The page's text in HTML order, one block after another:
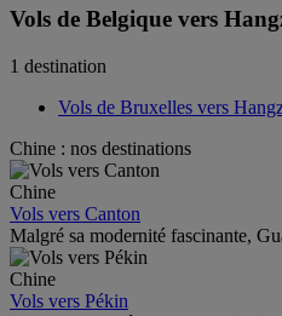
Vols de Belgique vers
1 destination
Vols de Bruxelles vers
Chine : nos destinations
Chine
Vols vers Canton
Malgré sa modernité fascinante,
Chine
Vols vers Pékin